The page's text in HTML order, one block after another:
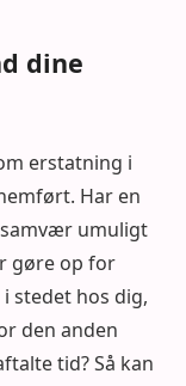
dine
erstatning i
Har en
umuligt
gøre op for
stedet hos dig,
den anden
tid? Så kan